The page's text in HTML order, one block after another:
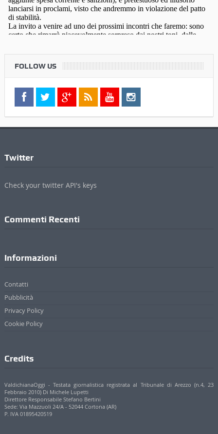
FOLLOW US
Twitter
Check your twitter API's keys
Commenti Recenti
Informazioni
Contatti
Pubblicità
Privacy Policy
Cookie Policy
Credits
ValdichianaOggi - Testata giornalistica registrata al Tribunale di Arezzo (n.4, 23
Febbraio 2010) Di Michele Lupetti
Direttore Responsabile Stefano Bertini
Sede: Via Mazzuoli 24/A - 52044 Cortona (AR)
P. IVA 01895420519